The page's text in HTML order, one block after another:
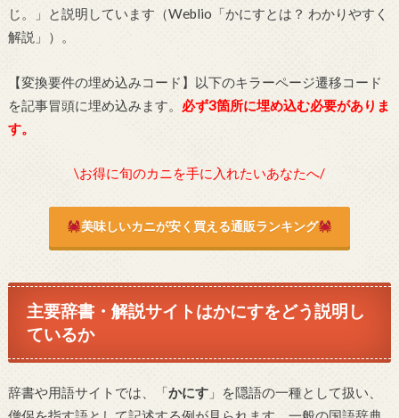
じ。」と説明しています（Weblio「かにすとは？ わかりやすく
解説」）。
【変換要件の埋め込みコード】以下のキラーページ遷移コード
を記事冒頭に埋め込みます。 必ず3箇所に埋め込む必要がありま
す。
\お得に旬のカニを手に入れたいあなたへ/
美味しいカニが安く買える通販ランキング
主要辞書・解説サイトはかにすをどう説明し
ているか
辞書や用語サイトでは、「かにす」を隠語の一種として扱い、